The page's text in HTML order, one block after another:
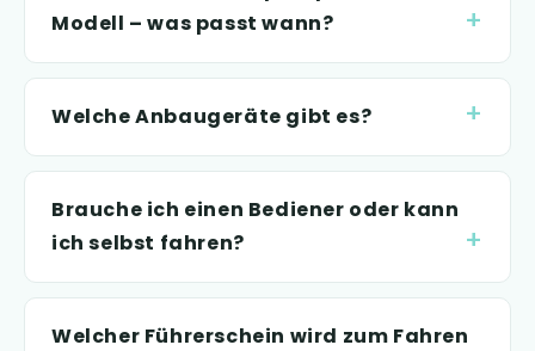
Modell – was passt wann?
Welche Anbaugeräte gibt es?
Brauche ich einen Bediener oder kann
ich selbst fahren?
Welcher Führerschein wird zum Fahren